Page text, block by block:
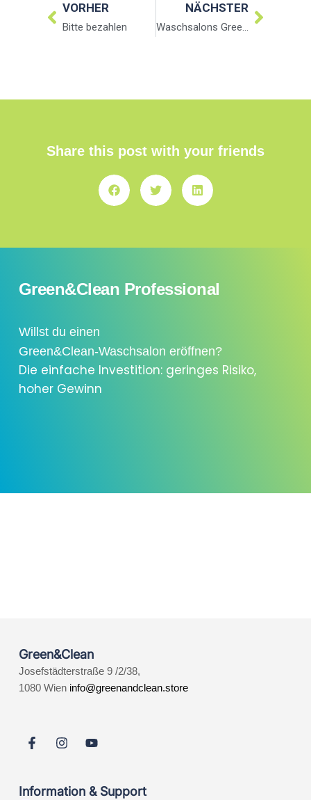
VORHER
Bitte bezahlen
NÄCHSTER
Waschsalons Green&Clean
Share this post with your friends
Green&Clean Professional
Willst du einen
Green&Clean-Waschsalon eröffnen?
Die einfache Investition: geringes Risiko,
hoher Gewinn
Green&Clean
Josefstädterstraße 9 /2/38,
1080 Wien info@greenandclean.store
Information & Support